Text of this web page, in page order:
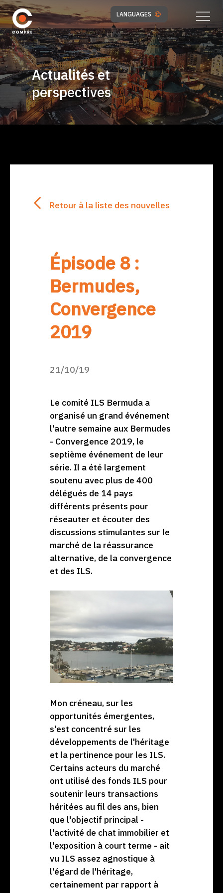
LANGUAGES
Actualités et
perspectives
Retour à la liste des nouvelles
Épisode 8 :
Bermudes,
Convergence
2019
21/10/19
Le comité ILS Bermuda a
organisé un grand événement
l'autre semaine aux Bermudes
- Convergence 2019, le
septième événement de leur
série. Il a été largement
soutenu avec plus de 400
délégués de 14 pays
différents présents pour
réseauter et écouter des
discussions stimulantes sur le
marché de la réassurance
alternative, de la convergence
et des ILS.
Mon créneau, sur les
opportunités émergentes,
s'est concentré sur les
développements de l'héritage
et la pertinence pour les ILS.
Certains acteurs du marché
ont utilisé des fonds ILS pour
soutenir leurs transactions
héritées au fil des ans, bien
que l'objectif principal -
l'activité de chat immobilier et
l'exposition à court terme - ait
vu ILS assez agnostique à
l'égard de l'héritage,
certainement par rapport à